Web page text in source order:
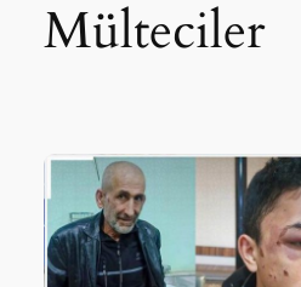
Mülteciler